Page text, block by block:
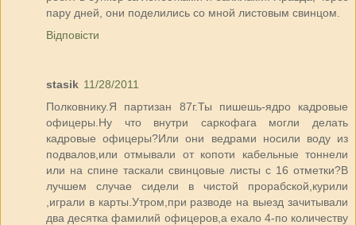
пару дней, они поделились со мной листовым свинцом.
Відповісти
stasik 11/28/2011
Полковнику.Я партизан 87г.Ты пишешь-ядро кадровые
офицеры.Ну что внутри саркофага могли делать
кадровые офицеры?Или они ведрами носили воду из
подвалов,или отмывали от копоти кабельные тоннели
или на спине таскали свинцовые листы с 16 отметки?В
лучшем случае сидели в чистой прорабской,курили
,играли в карты.Утром,при разводе на выезд зачитывали
два десятка фамилий офицеров,а ехало 4-по количеству